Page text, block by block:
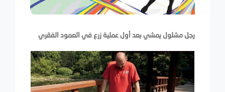
رجل مشلول يمشي بعد أول عملية زرع في العمود الفقري